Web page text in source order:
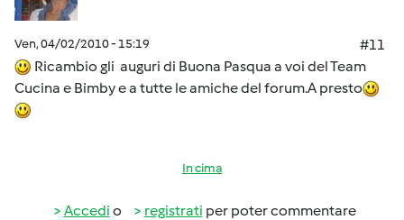
Ven, 04/02/2010 - 15:19
#11
Ricambio gli auguri di Buona Pasqua a voi del Team
Cucina e Bimby e a tutte le amiche del forum.A presto
In cima
Accedi o registrati per poter commentare